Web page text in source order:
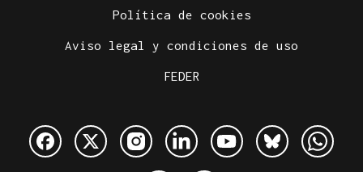
Política de cookies
Aviso legal y condiciones de uso
FEDER